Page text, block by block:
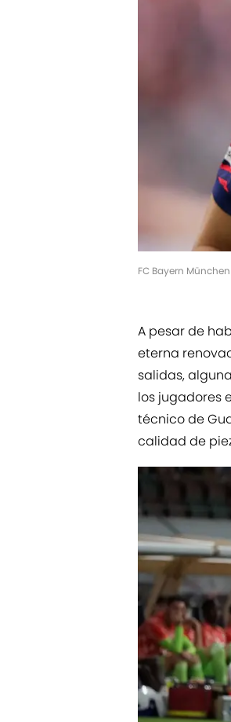
FC Bayern
A pesar de
eterna
salidas,
los jugadores
técnico de
calidad de